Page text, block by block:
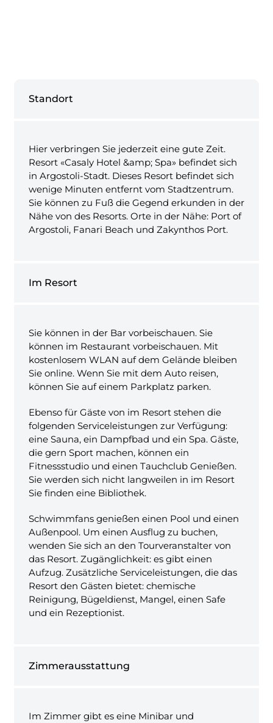
Standort
Hier verbringen Sie jederzeit eine gute Zeit.
Resort «Casaly Hotel &amp; Spa» befindet sich
in Argostoli-Stadt. Dieses Resort befindet sich
wenige Minuten entfernt vom Stadtzentrum.
Sie können zu Fuß die Gegend erkunden in der
Nähe von des Resorts. Orte in der Nähe: Port of
Argostoli, Fanari Beach und Zakynthos Port.
Im Resort
Sie können in der Bar vorbeischauen. Sie
können im Restaurant vorbeischauen. Mit
kostenlosem WLAN auf dem Gelände bleiben
Sie online. Wenn Sie mit dem Auto reisen,
können Sie auf einem Parkplatz parken.
Ebenso für Gäste von im Resort stehen die
folgenden Serviceleistungen zur Verfügung:
eine Sauna, ein Dampfbad und ein Spa. Gäste,
die gern Sport machen, können ein
Fitnessstudio und einen Tauchclub Genießen.
Sie werden sich nicht langweilen in im Resort
Sie finden eine Bibliothek.
Schwimmfans genießen einen Pool und einen
Außenpool. Um einen Ausflug zu buchen,
wenden Sie sich an den Tourveranstalter von
das Resort. Zugänglichkeit: es gibt einen
Aufzug. Zusätzliche Serviceleistungen, die das
Resort den Gästen bietet: chemische
Reinigung, Bügeldienst, Mangel, einen Safe
und ein Rezeptionist.
Zimmerausstattung
Im Zimmer gibt es eine Minibar und